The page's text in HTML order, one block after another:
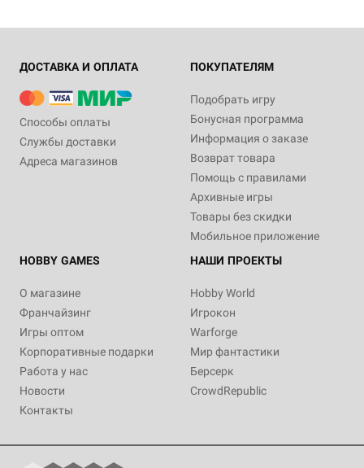
ДОСТАВКА И ОПЛАТА
Способы оплаты
Службы доставки
Адреса магазинов
ПОКУПАТЕЛЯМ
Подобрать игру
Бонусная программа
Информация о заказе
Возврат товара
Помощь с правилами
Архивные игры
Товары без скидки
Мобильное приложение
HOBBY GAMES
О магазине
Франчайзинг
Игры оптом
Корпоративные подарки
Работа у нас
Новости
Контакты
НАШИ ПРОЕКТЫ
Hobby World
Игрокон
Warforge
Мир фантастики
Берсерк
CrowdRepublic